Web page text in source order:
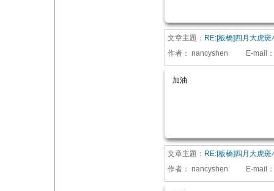
文章主題： RE:[板橋]四月大虎斑
作者： nancyshen E-mail ：
加油
文章主題： RE:[板橋]四月大虎斑
作者： nancyshen E-mail ：